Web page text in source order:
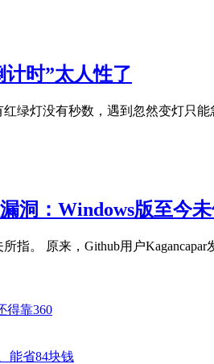
时”太人性了
绿灯没有秒数，遇到忽然变灯
洞：Windows版至今
指。 原来，Github用户
得靠360
能省84块钱